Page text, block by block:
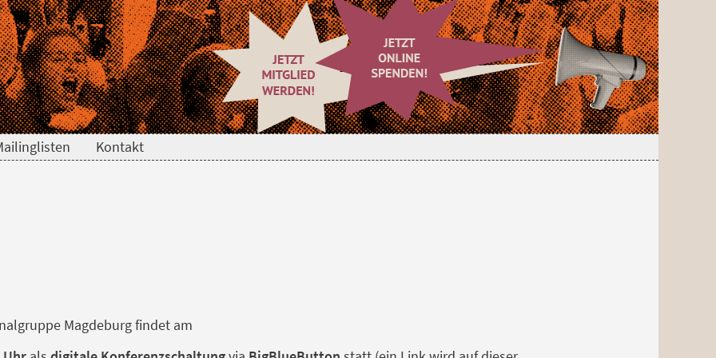
Kontakt
Magdeburg findet am